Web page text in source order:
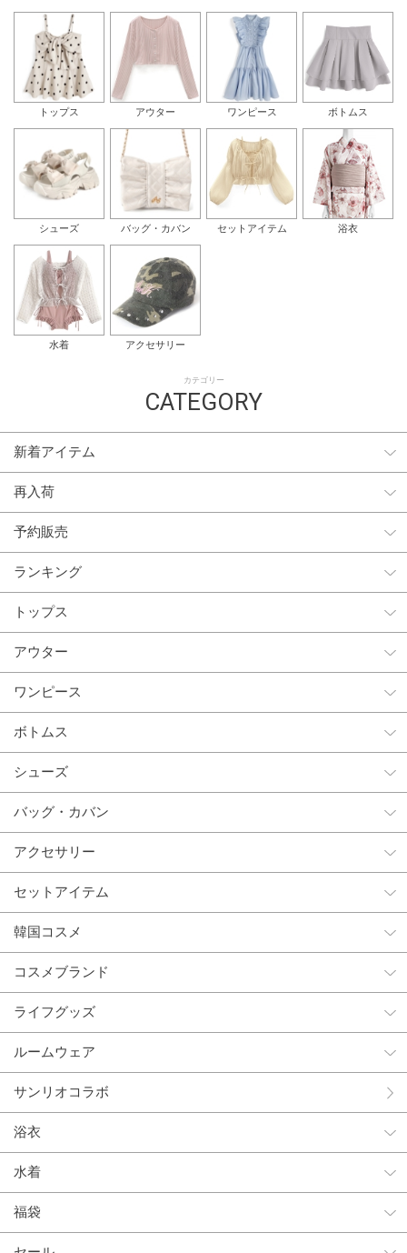
トップス アウター ワンピース ボトムス
シューズ バッグ・カバン セットアイテム 浴衣
水着 アクセサリー
カテゴリー
CATEGORY
新着アイテム
再入荷
予約販売
ランキング
トップス
アウター
ワンピース
ボトムス
シューズ
バッグ・カバン
アクセサリー
セットアイテム
韓国コスメ
コスメブランド
ライフグッズ
ルームウェア
サンリオコラボ
浴衣
水着
福袋